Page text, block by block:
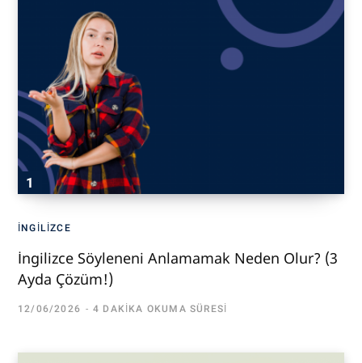
İNGILIZCE
İngilizce Söyleneni Anlamamak Neden Olur? (3
Ayda Çözüm!)
12/06/2026 4 DAKIKA OKUMA SÜRESI